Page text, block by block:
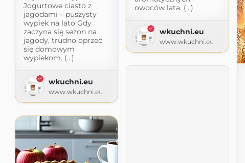
owoców lata. (...)
wkuchni.eu
www.wkuchni.eu
Jogurtowe ciasto z
jagodami – puszysty
wypiek na lato Gdy
zaczyna się sezon na
jagody, trudno oprzeć
się domowym
wypiekom. (...)
wkuchni.eu
www.wkuchni.eu